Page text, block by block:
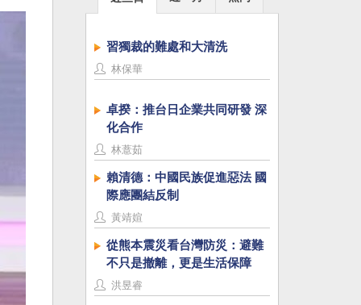
習獨裁的難處和大清洗
林保華
卓揆：推台日企業共同研發 深
化合作
林薏茹
賴清德：中國民族促進惡法 國
際應團結反制
黃靖媗
從熊本震災看台灣防災：避難
不只是撤離，更是生活保障
洪昱睿